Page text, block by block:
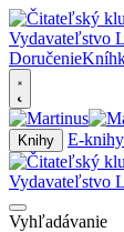
Doručenie
Knihy E-knihy
Vyhľadávanie